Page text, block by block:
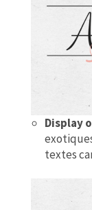
Display
textes